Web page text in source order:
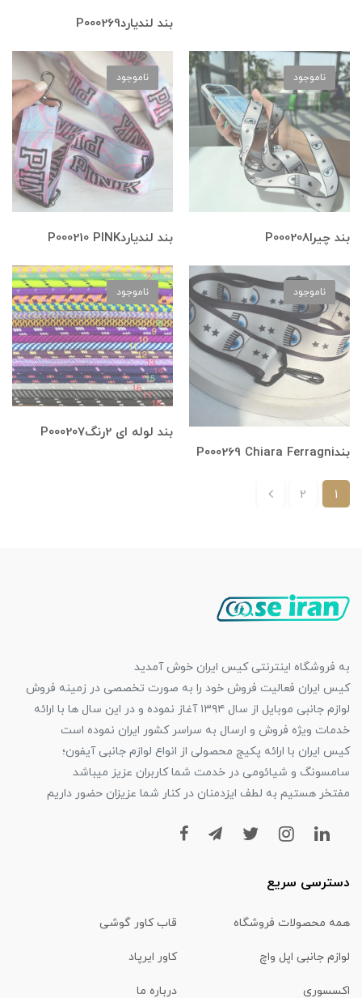
بند لندیاردP000269
بند چیراP000208
ناموجود
بند لندیاردP000210 PINK
ناموجود
بندP000269 Chiara Ferragni
ناموجود
بند لوله ای 2رنگP000207
ناموجود
1
2
به فروشگاه اینترنتی کیس ایران خوش آمدید
کیس ایران فعالیت فروش خود را به صورت تخصصی در زمینه فروش
لوازم جانبی موبایل از سال ۱۳۹۴ آغاز نموده و در این سال ها با ارائه
خدمات ویژه فروش و ارسال به سراسر کشور ایران نموده است
کیس ایران با ارائه پکیج محصولی از انواع لوازم جانبی آیفون؛
سامسونگ و شیائومی در خدمت شما کاربران عزیز میباشد
مفتخر هستیم به لطف ایزدمنان در کنار شما عزیزان حضور داریم
دسترسی سریع
همه محصولات فروشگاه قاب کاور گوشی
لوازم جانبی اپل واچ کاور ایرپاد
اکسسوری درباره ما